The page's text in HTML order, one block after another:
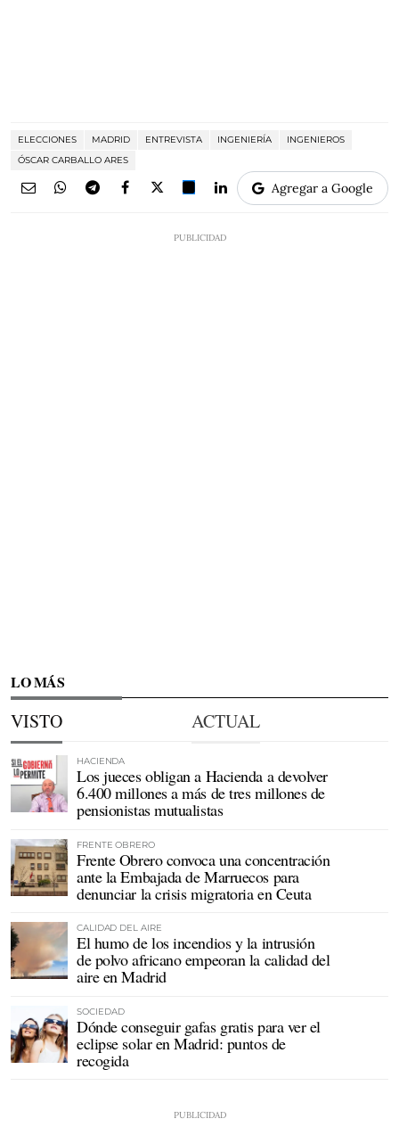
ELECCIONES MADRID ENTREVISTA INGENIERÍA
INGENIEROS
ÓSCAR CARBALLO ARES
Agregar a Google
LO MÁS
VISTO ACTUAL
HACIENDA
Los jueces obligan a Hacienda a devolver
6.400 millones a más de tres millones de
pensionistas mutualistas
FRENTE OBRERO
Frente Obrero convoca una concentración
ante la Embajada de Marruecos para
denunciar la crisis migratoria en Ceuta
CALIDAD DEL AIRE
El humo de los incendios y la intrusión
de polvo africano empeoran la calidad del
aire en Madrid
SOCIEDAD
Dónde conseguir gafas gratis para ver el
eclipse solar en Madrid: puntos de
recogida